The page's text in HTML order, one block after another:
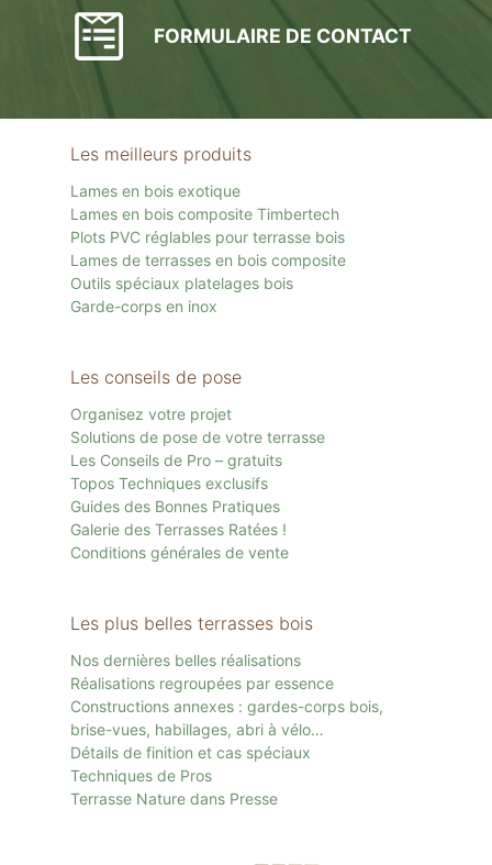
FORMULAIRE DE CONTACT
Les meilleurs produits
Lames en bois exotique
Lames en bois composite Timbertech
Plots PVC réglables pour terrasse bois
Lames de terrasses en bois composite
Outils spéciaux platelages bois
Garde-corps en inox
Les conseils de pose
Organisez votre projet
Solutions de pose de votre terrasse
Les Conseils de Pro – gratuits
Topos Techniques exclusifs
Guides des Bonnes Pratiques
Galerie des Terrasses Ratées !
Conditions générales de vente
Les plus belles terrasses bois
Nos dernières belles réalisations
Réalisations regroupées par essence
Constructions annexes : gardes-corps bois,
brise-vues, habillages, abri à vélo…
Détails de finition et cas spéciaux
Techniques de Pros
Terrasse Nature dans Presse